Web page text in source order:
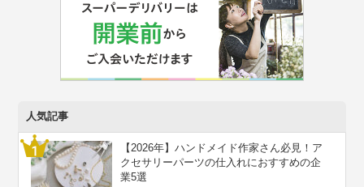
人気記事
【2026年】ハンドメイド作家さん必見！ア
クセサリーパーツの仕入れにおすすめの企
業5選